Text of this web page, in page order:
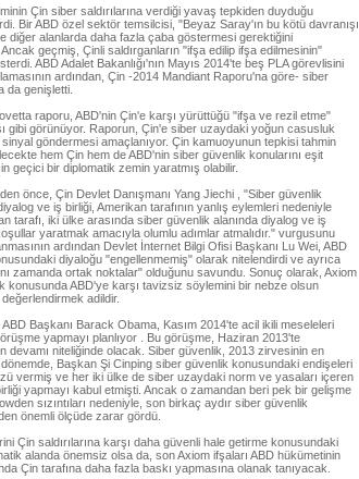
Çin siber saldırılarına verdiği yavaş tepkiden duyduğu
Bir ABD özel sektör temsilcisi, "Beyaz Saray'ın bu kötü davranışı
diğer alanlarda daha fazla çaba göstermesi gerektiğini
geçmiş, Çinli saldırganların "ifşa edilip ifşa edilmesinin"
ABD Adalet Bakanlığı'nın Mayıs 2014'te beş PLA görevlisini
ardından, Çin -2014 Mandiant Raporu'na göre- siber
da genişletti.
raporu, ABD'nin Çin'e karşı yürüttüğü "ifşa ve rezil etme"
gibi görünüyor. Raporun, Çin'e siber uzaydaki yoğun casusluk
göndermesi amaçlanıyor. Çin kamuoyunun tepkisi tahmin
hem Çin hem de ABD'nin siber güvenlik konularını eşit
geçici bir diplomatik zemin yaratmış olabilir.
önce, Çin Devlet Danışmanı Yang Jiechi , "Siber güvenlik
ve iş birliği, Amerikan tarafının yanlış eylemleri nedeniyle
tarafı, iki ülke arasında siber güvenlik alanında diyalog ve iş
yaratmak amacıyla olumlu adımlar atmalıdır." vurgusunu
ardından Devlet İnternet Bilgi Ofisi Başkanı Lu Wei, ABD
diyaloğu "engellenmemiş" olarak nitelendirdi ve ayrıca
zamanda ortak noktalar" olduğunu savundu. Sonuç olarak, Axiom
konusunda ABD'ye karşı tavizsiz söylemini bir nebze olsun
adildir.
Başkanı Barack Obama, Kasım 2014'te acil ikili meseleleri
yapmayı planlıyor . Bu görüşme, Haziran 2013'te
devamı niteliğinde olacak. Siber güvenlik, 2013 zirvesinin en
dönemde, Başkan Şi Cinping siber güvenlik konusundaki endişeleri
vermiş ve her iki ülke de siber uzaydaki norm ve yasaları içeren
yapmayı kabul etmişti. Ancak o zamandan beri pek bir gelişme
sızıntıları nedeniyle, son birkaç aydır siber güvenlik
önemli ölçüde zarar gördü.
Çin saldırılarına karşı daha güvenli hale getirme konusundaki
alanda önemsiz olsa da, son Axiom ifşaları ABD hükümetinin
Çin tarafına daha fazla baskı yapmasına olanak tanıyacak.